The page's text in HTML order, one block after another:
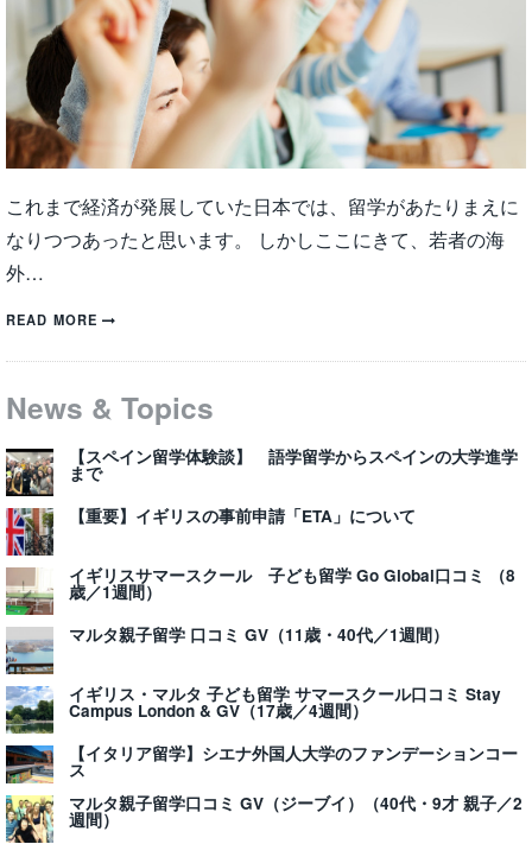
これまで経済が発展していた日本では、留学があたりまえに
なりつつあったと思います。 しかしここにきて、若者の海
外…
READ MORE
News & Topics
【スペイン留学体験談】 語学留学からスペインの大学進学
まで
【重要】イギリスの事前申請「ETA」について
イギリスサマースクール 子ども留学 Go Global口コミ （8
歳／1週間）
マルタ親子留学 口コミ GV（11歳・40代／1週間）
イギリス・マルタ 子ども留学 サマースクール口コミ Stay
Campus London & GV（17歳／4週間）
【イタリア留学】シエナ外国人大学のファンデーションコー
ス
マルタ親子留学口コミ GV（ジーブイ）（40代・9才 親子／2
週間）